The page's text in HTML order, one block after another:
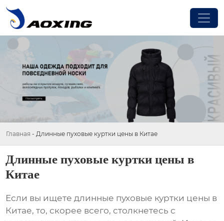
Главная - Длинные пуховые куртки цены в Китае
Длинные пуховые куртки цены в
Китае
Если вы ищетедлинные пуховые куртки цены в
Китае, то, скорее всего, столкнетесь с